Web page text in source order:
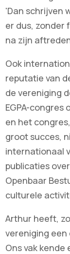
'Dan schrijven
er dus, zonder
na zijn
Ook
reputatie van
de vereniging
EGPA-congres
en het
groot succes,
internationaal
publicaties
Openbaar
culturele
Arthur heeft,
vereniging
Ons vak